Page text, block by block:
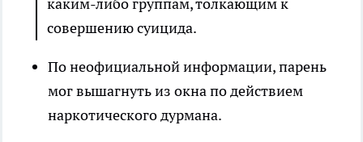
совершению суицида.
По неофициальной информации, парень
мог вышагнуть из окна по действием
наркотического дурмана.